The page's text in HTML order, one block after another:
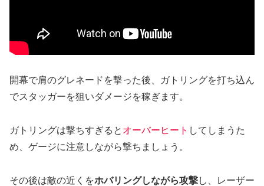
開幕で肩のグレネードを撃った後、ガトリングを打ち込ん
でスタッガーを狙いダメージを稼ぎます。
ガトリングは撃ちすぎると オーバーヒート してしまうた
め、ゲージに注意しながら撃ちましょう。
その後は敵の近くをホバリングしながら攻撃し、レーザー